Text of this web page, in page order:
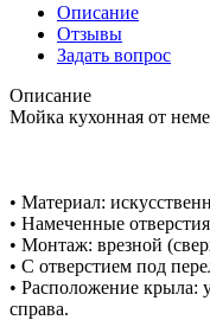
Описание
Отзывы
Задать вопрос
Описание
Мойка кухонная от
• Материал:
• Намеченные
• Монтаж: врезной
• С отверстием под
• Расположение крыла:
справа.